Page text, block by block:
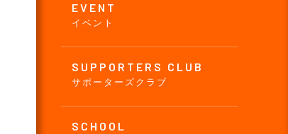
EVENT
イベント
SUPPORTERS CLUB
サポーターズクラブ
SCHOOL